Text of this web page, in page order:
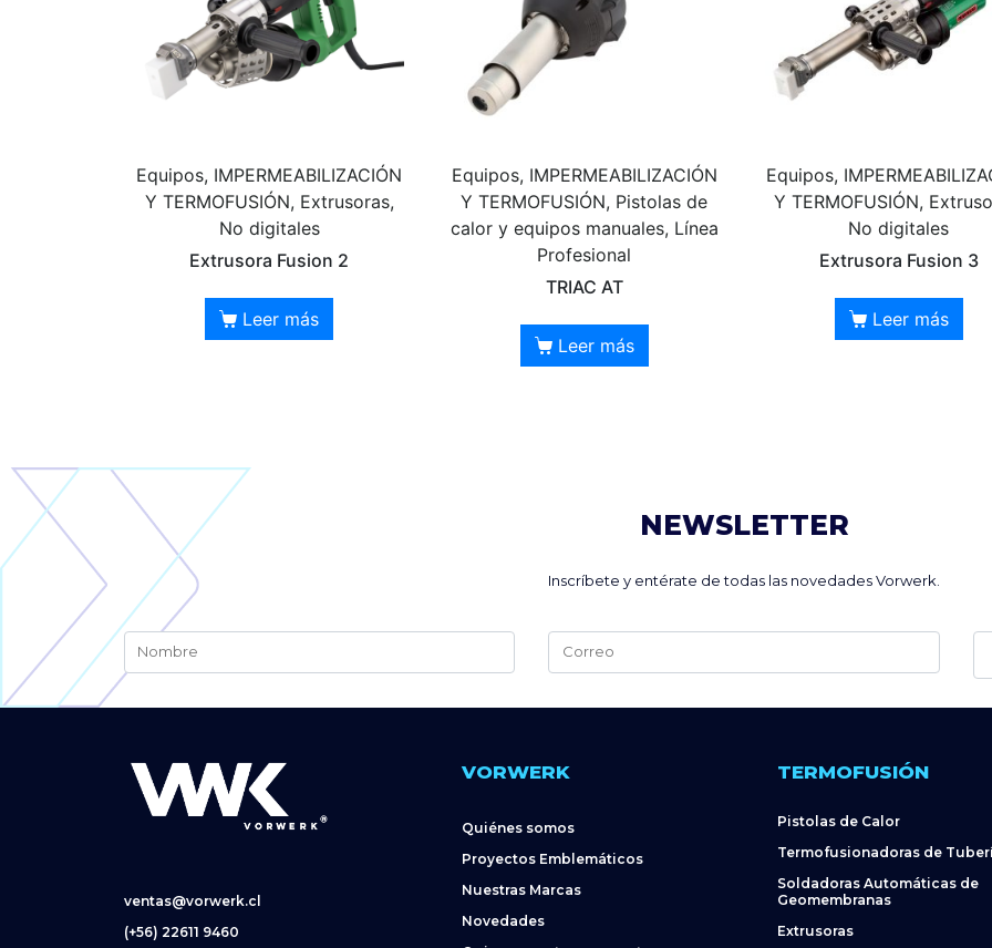
Equipos, IMPERMEABILIZACIÓN
Y TERMOFUSIÓN, Extrusoras,
No digitales
Extrusora Fusion 2
Leer más
Equipos, IMPERMEABILIZACIÓN
Y TERMOFUSIÓN, Pistolas de
calor y equipos manuales, Línea
Profesional
TRIAC AT
Leer más
Equipos,
Y TERMOFUSIÓN,
No digitales
Extrusora Fusion 3
Leer más
NEWSLETTER
Inscríbete y entérate de todas las novedades Vorwerk.
Alternative:
ventas@vorwerk.cl
(+56) 22611 9460
VORWERK
Quiénes somos
Proyectos Emblemáticos
Nuestras Marcas
Novedades
TERMOFUSIÓN
Pistolas de Calor
Termofusionadoras de
Soldadoras Automáticas de
Geomembranas
Extrusoras